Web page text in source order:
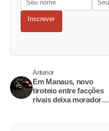
Inscrever
Anterior
Em Manaus, novo
tiroteio entre facções
rivais deixa moradores